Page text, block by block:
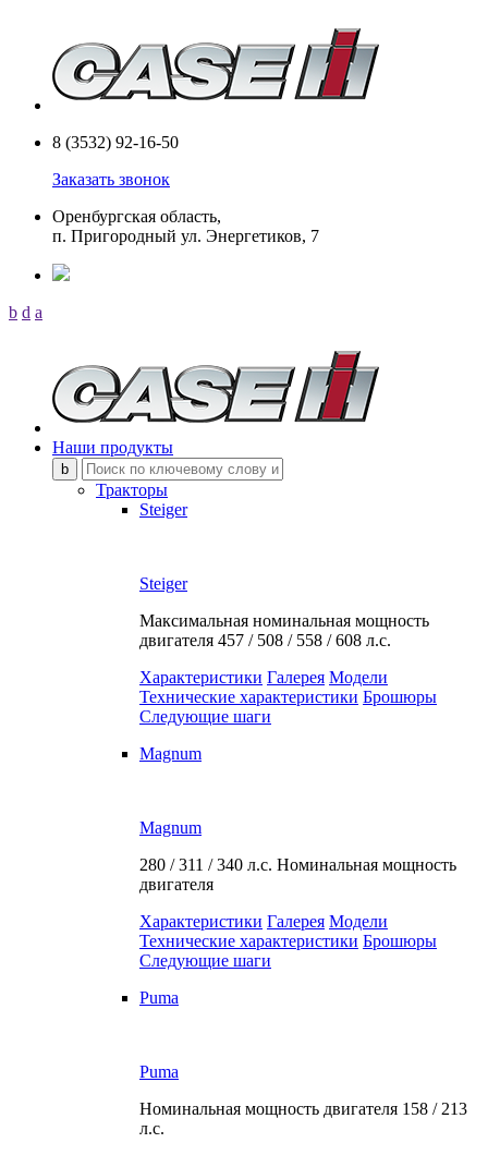
8 (3532) 92-16-50
Заказать звонок
Оренбургская область,
п. Пригородный ул. Энергетиков, 7
b d a
Наши продукты
Тракторы
Steiger
Steiger
Максимальная номинальная мощность
двигателя 457 / 508 / 558 / 608 л.с.
Характеристики Галерея Модели
Технические характеристики Брошюры
Следующие шаги
Magnum
Magnum
280 / 311 / 340 л.с. Номинальная мощность
двигателя
Характеристики Галерея Модели
Технические характеристики Брошюры
Следующие шаги
Puma
Puma
Номинальная мощность двигателя 158 / 213
л.с.